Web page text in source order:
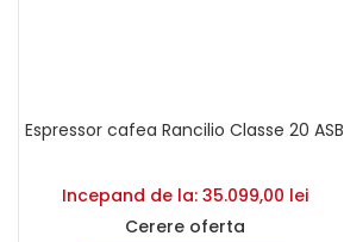
Espressor cafea Rancilio Classe 20 ASB
Incepand de la: 35.099,00 lei
Cerere oferta